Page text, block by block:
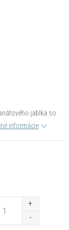
jablka so
informácie